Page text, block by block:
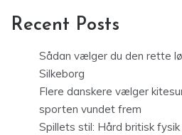
Recent Posts
Sådan vælger du den rette
Silkeborg
Flere danskere vælger
sporten vundet frem
Spillets stil: Hård britisk